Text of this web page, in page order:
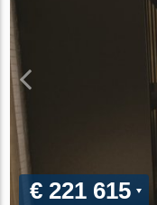
€ 221 615